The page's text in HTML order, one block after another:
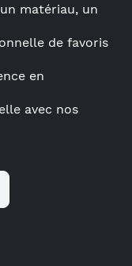
matériau, un
de favoris
en
avec nos